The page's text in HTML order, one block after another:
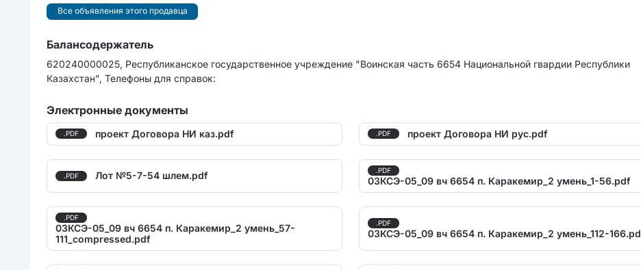
Все объявления этого продавца
Балансодержатель
620240000025, Республиканское государственное учреждение "Воинская часть 6654 Национальной гвардии Республики
Казахстан", Телефоны для справок:
Электронные документы
.PDF проект Договора НИ каз.pdf .PDF проект Договора НИ рус.pdf
.PDF Лот №5-7-54 шлем.pdf .PDF
03КСЭ-05_09 вч 6654 п. Каракемир_2 умень_1-56.pdf
.PDF
03КСЭ-05_09 вч 6654 п. Каракемир_2 умень_57-
111_compressed.pdf
.PDF
03КСЭ-05_09 вч 6654 п. Каракемир_2 умень_112-